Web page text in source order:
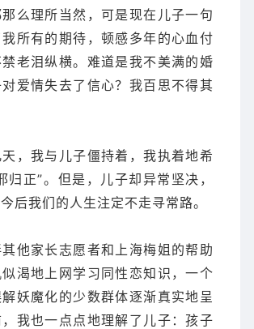
么理所当然，可是现在儿子一句
所有的期待，顿感多年的心血付
老泪纵横。难道是我不美满的婚
爱情失去了信心？我百思不得其
，我与儿子僵持着，我执着地希
归正”。但是，儿子却异常坚决，
后我们的人生注定不走寻常路。
他家长志愿者和上海梅姐的帮助
渴地上网学习同性恋知识，一个
妖魔化的少数群体逐渐真实地呈
我也一点点地理解了儿子：孩子